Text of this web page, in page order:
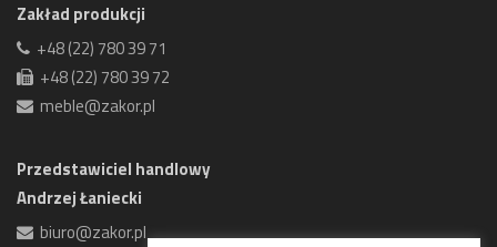
Zakład produkcji
+48 (22) 780 39 71
+48 (22) 780 39 72
meble@zakor.pl
Przedstawiciel handlowy
Andrzej Łaniecki
biuro@zakor.pl